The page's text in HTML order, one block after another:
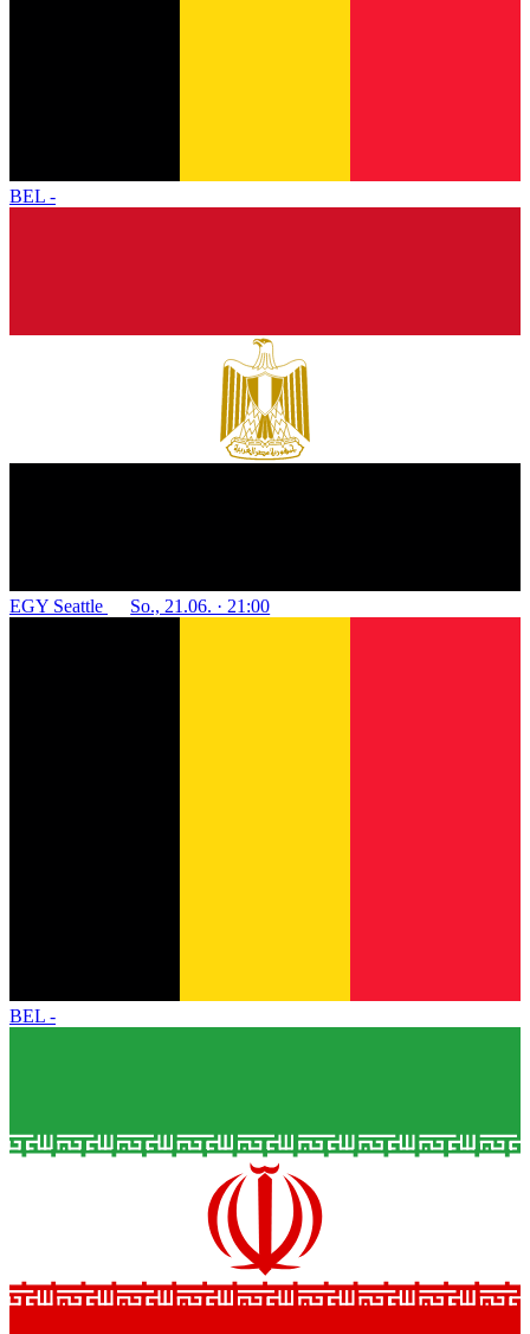
BEL -
EGY Seattle So., 21.06. · 21:00
BEL -